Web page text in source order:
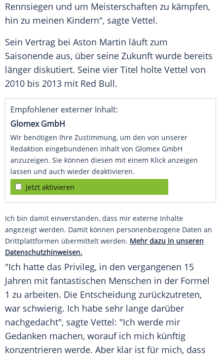
Rennsiegen und um Meisterschaften zu kämpfen,
hin zu meinen Kindern", sagte Vettel.
Sein Vertrag bei Aston Martin läuft zum
Saisonende aus, über seine Zukunft wurde bereits
länger diskutiert. Seine vier Titel holte Vettel von
2010 bis 2013 mit Red Bull.
Empfohlener externer Inhalt:
Glomex GmbH
Wir benötigen Ihre Zustimmung, um den von unserer
Redaktion eingebundenen Inhalt von Glomex GmbH
anzuzeigen. Sie können diesen mit einem Klick anzeigen
lassen und auch wieder deaktivieren.
jetzt aktivieren
Ich bin damit einverstanden, dass mir externe Inhalte
angezeigt werden. Damit können personenbezogene Daten an
Drittplattformen übermittelt werden. Mehr dazu in unseren
Datenschutzhinweisen.
"Ich hatte das Privileg, in den vergangenen 15
Jahren mit fantastischen Menschen in der Formel
1 zu arbeiten. Die Entscheidung zurückzutreten,
war schwierig. Ich habe sehr lange darüber
nachgedacht", sagte Vettel: "Ich werde mir
Gedanken machen, worauf ich mich künftig
konzentrieren werde. Aber klar ist für mich, dass